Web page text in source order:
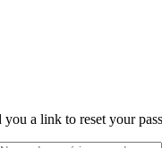
a link to reset your